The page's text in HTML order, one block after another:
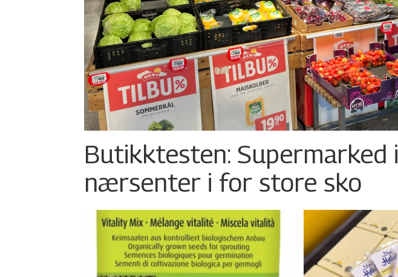
Butikktesten: Supermarked i
nærsenter i for store sko